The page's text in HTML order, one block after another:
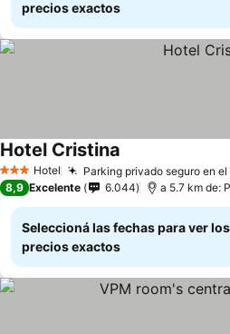
precios exactos
3 Estrellas
Hotel Parking privado seguro en
Hotel Cristina
8,9 Excelente 6.044 a 5.7 km de:
Seleccioná las fechas para ver los
precios exactos